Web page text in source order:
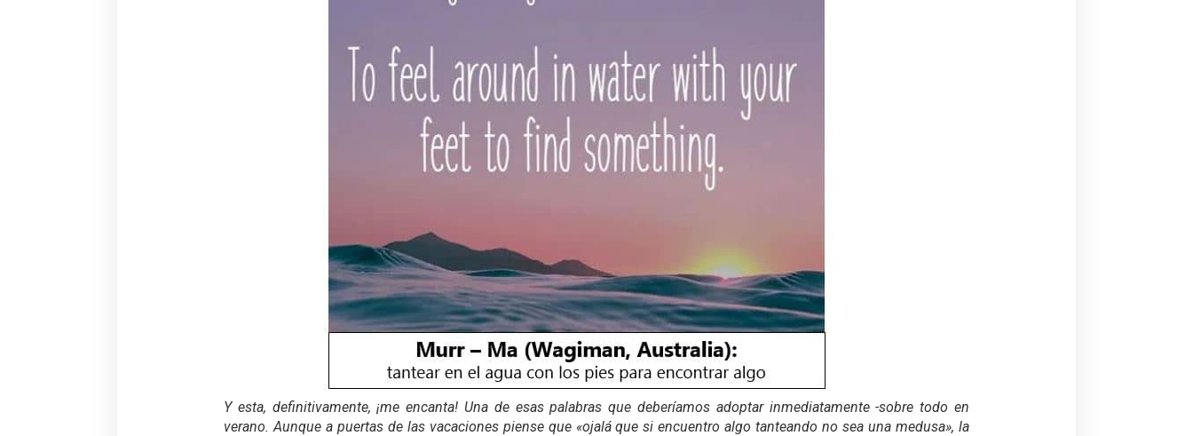
Y esta, definitivamente, ¡me encanta! Una de esas palabras que deberíamos adoptar inmediatamente -sobre todo en
verano. Aunque a puertas de las vacaciones piense que «ojalá que si encuentro algo tanteando no sea una medusa», la